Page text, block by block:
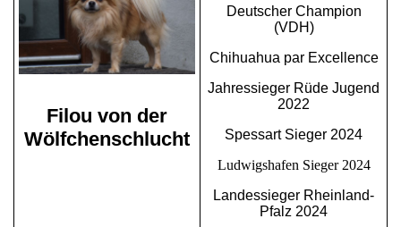
Filou von der
Wölfchenschlucht
Deutscher Champion
(VDH)
Chihuahua par Excellence
Jahressieger Rüde Jugend
2022
Spessart Sieger 2024
Ludwigshafen Sieger 2024
Landessieger Rheinland-
Pfalz 2024